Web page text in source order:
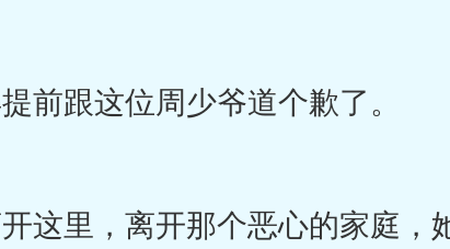
前跟这位周少爷道个歉了。
里，离开那个恶心的家庭，